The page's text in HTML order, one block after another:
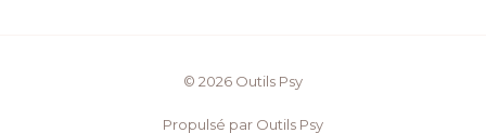
© 2026 Outils Psy
Propulsé par Outils Psy